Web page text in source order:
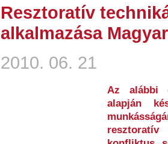
Resztoratív
alkalmazása
2010. 06. 21
Az alábbi
alapján
resztoratív